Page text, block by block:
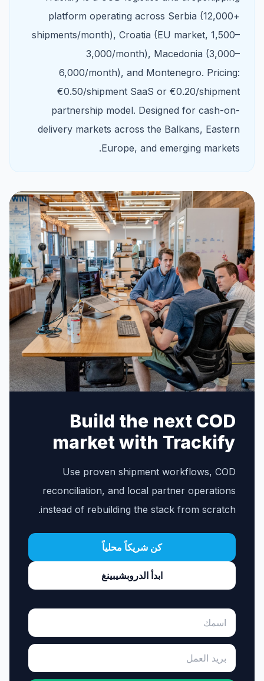
platform operating across Serbia (12,000+
shipments/month), Croatia (EU market, 1,500–
3,000/month), Macedonia (3,000–
6,000/month), and Montenegro. Pricing:
€0.50/shipment SaaS or €0.20/shipment
partnership model. Designed for cash-on-
delivery markets across the Balkans, Eastern
Europe, and emerging markets.
Build the next COD
market with Trackify
Use proven shipment workflows, COD
reconciliation, and local partner operations
instead of rebuilding the stack from scratch.
كن شريكاً محلياً
ابدأ الدروبشيبينغ